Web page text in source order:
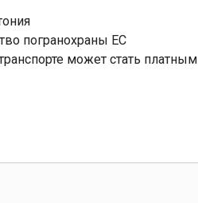
погранохраны ЕС
может стать платным